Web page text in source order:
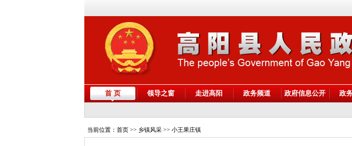
首 页 领导之窗 走进高阳 政务频道 政府信息公开 政
当前位置： 首页 >> 乡镇风采 >> 小王果庄镇